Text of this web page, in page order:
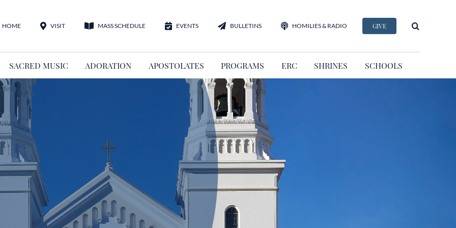
HOME VISIT MASS SCHEDULE EVENTS BULLETINS HOMILIES & RADIO GIVE
SACRED MUSIC ADORATION APOSTOLATES PROGRAMS ERC SHRINES SCHOOLS